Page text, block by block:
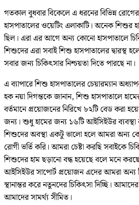
গতকাল বুধবার বিকেলে এ ধরনের বিভিন্ন
হাসপাতালের ওয়েটিং এলাকাটি। অনেক শিশুর
ছিল। এরা এর আগে অন্য কোনো হাসপাতালে
শিশুদের এরা সবাই শিশু হাসপাতালের দ্বারস্থ
সবার জন্য চিকিৎসার নিশ্চয়তা দিতে পারছে না।
এ ব্যাপারে শিশু হাসপাতালের চেয়ারম্যান
হক নয়া দিগন্তকে জানান, শিশু হাসপাতালে
বর্তমানে প্রয়োজনের নিরিখে ৮২টি বেড করা
জন্য। শুধু হামের জন্য ১৬টি আইসিইউর ব্যবস্থা
শিশুদের অবস্থা একটু ভালো হলে আমরা অন্য
রোগী ভর্তি করি। আমরা চেষ্টা করছি সবাইকে
শিশুদের হাম ছড়ানো বন্ধ হয়েছে বলে মনে
আইসিইউর সাপোর্ট প্রয়োজন এদের আমরা অন্য
স্থানান্তর করে নতুনদের চিকিৎসা দিচ্ছি।
আমাদের সামর্থ্য সীমিত।